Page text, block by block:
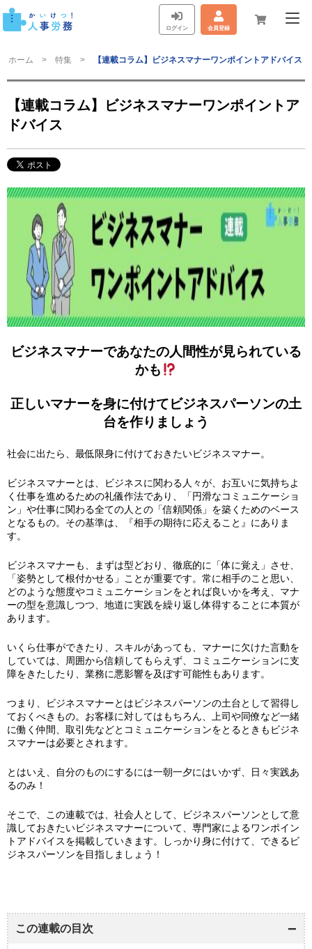
ログイン 会員登録
ホーム 特集 【連載コラム】ビジネスマナーワンポイントアドバイス
【連載コラム】ビジネスマナーワンポイントア
ドバイス
ビジネスマナーであなたの人間性が見られている
かも
正しいマナーを身に付けてビジネスパーソンの土
台を作りましょう
社会に出たら、最低限身に付けておきたいビジネスマナー。
ビジネスマナーとは、ビジネスに関わる人々が、お互いに気持ちよ
く仕事を進めるための礼儀作法であり、「円滑なコミュニケーショ
ン」や仕事に関わる全ての人との「信頼関係」を築くためのベース
となるもの。その基準は、『相手の期待に応えること』にありま
す。
ビジネスマナーも、まずは型どおり、徹底的に「体に覚え」させ、
「姿勢として根付かせる」ことが重要です。常に相手のこと思い、
どのような態度やコミュニケーションをとれば良いかを考え、マナ
ーの型を意識しつつ、地道に実践を繰り返し体得することに本質が
あります。
いくら仕事ができたり、スキルがあっても、マナーに欠けた言動を
していては、周囲から信頼してもらえず、コミュニケーションに支
障をきたしたり、業務に悪影響を及ぼす可能性もあります。
つまり、ビジネスマナーとはビジネスパーソンの土台として習得し
ておくべきもの。お客様に対してはもちろん、上司や同僚など一緒
に働く仲間、取引先などとコミュニケーションをとるときもビジネ
スマナーは必要とされます。
とはいえ、自分のものにするには一朝一夕にはいかず、日々実践あ
るのみ！
そこで、この連載では、社会人として、ビジネスパーソンとして意
識しておきたいビジネスマナーについて、専門家によるワンポイン
トアドバイスを掲載していきます。しっかり身に付けて、できるビ
ジネスパーソンを目指しましょう！
この連載の目次